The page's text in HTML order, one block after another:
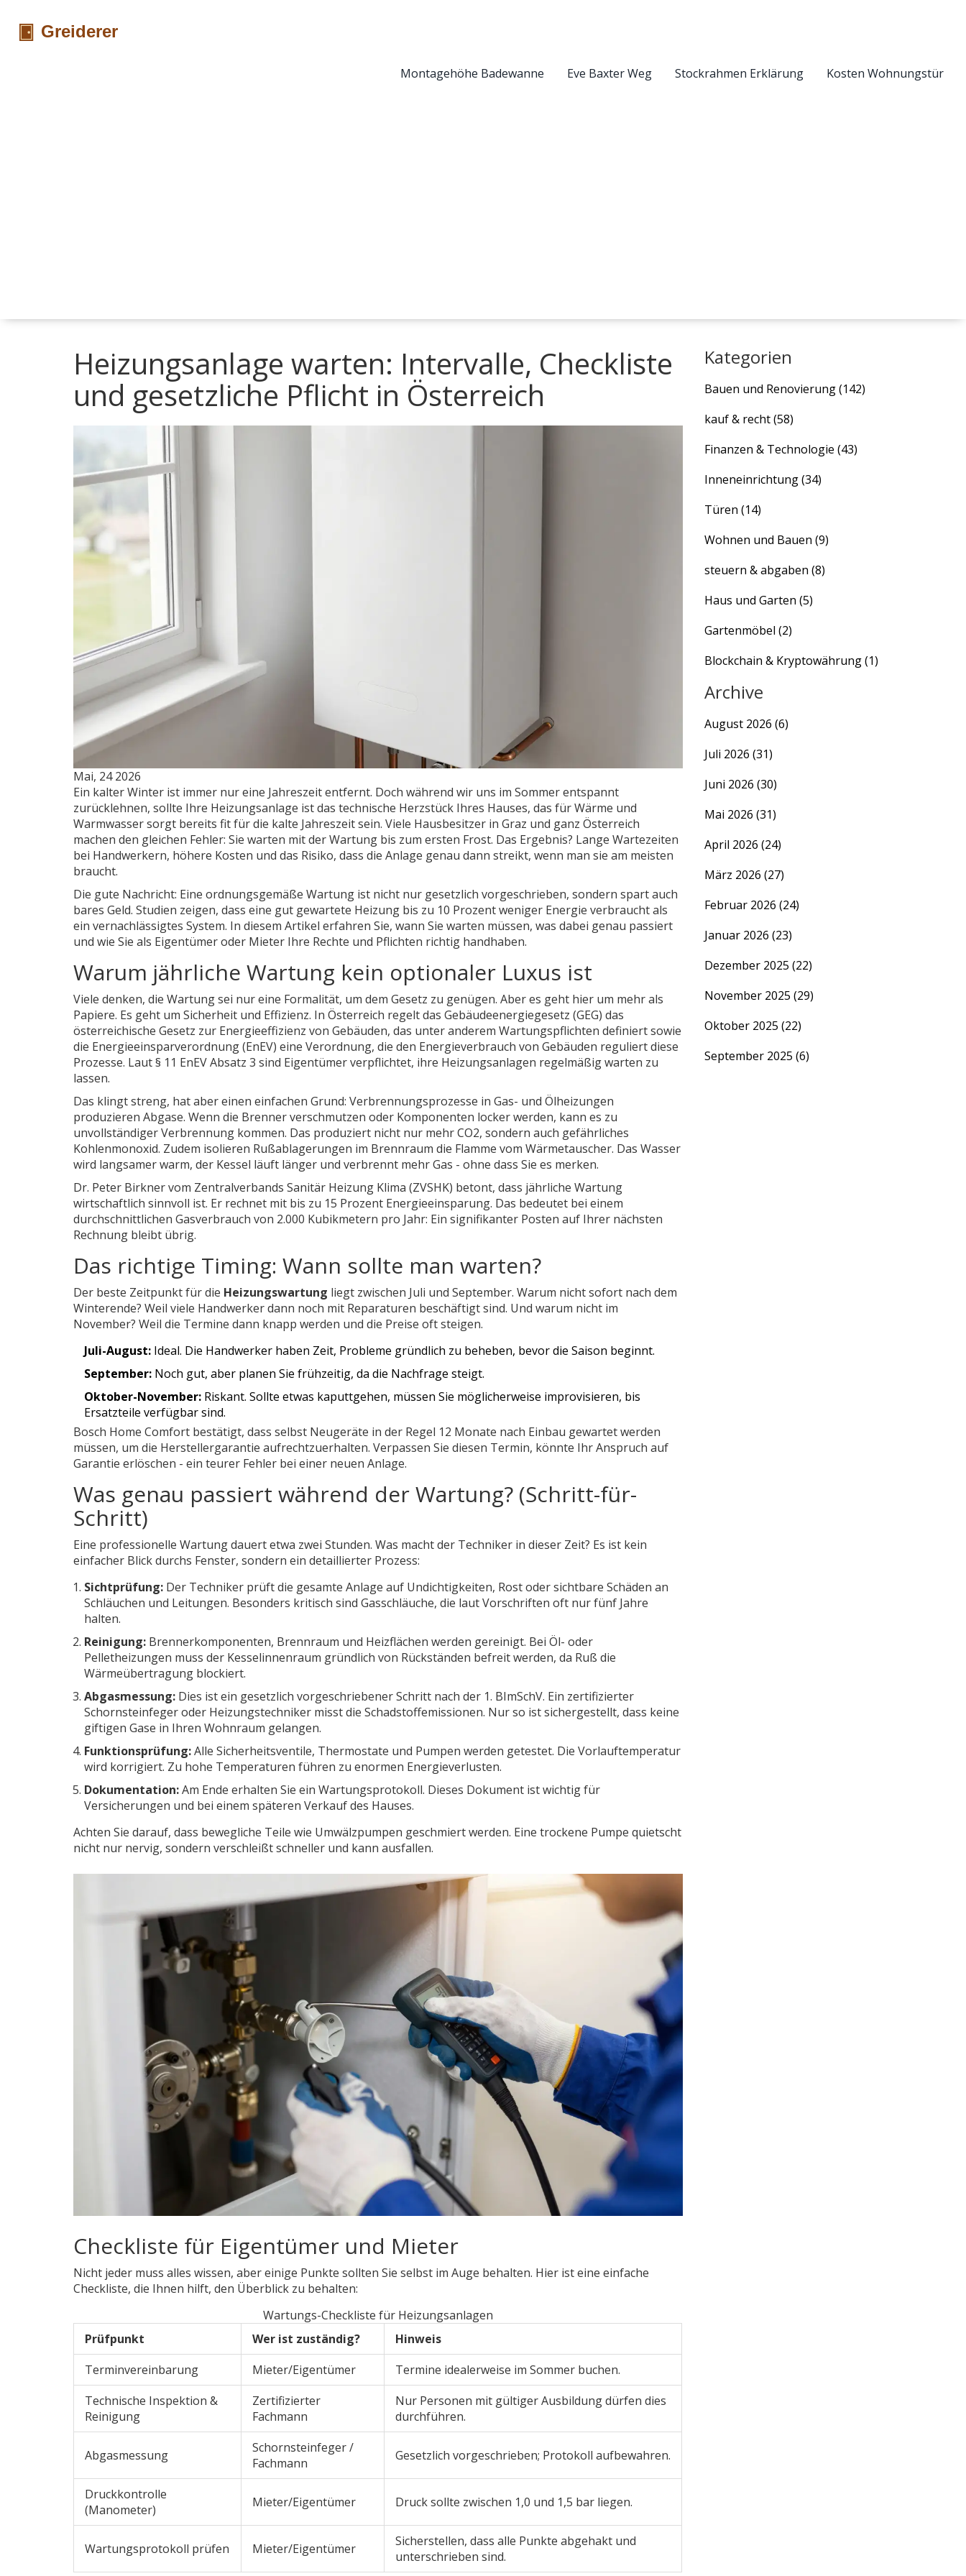
Montagehöhe Badewanne Eve Baxter Weg Stockrahmen Erklärung Kosten Wohnungstür
Heizungsanlage warten: Intervalle, Checkliste
und gesetzliche Pflicht in Österreich
Mai, 24 2026
Ein kalter Winter ist immer nur eine Jahreszeit entfernt. Doch während wir uns im Sommer entspannt
zurücklehnen, sollte Ihre Heizungsanlage ist das technische Herzstück Ihres Hauses, das für Wärme und
Warmwasser sorgt bereits fit für die kalte Jahreszeit sein. Viele Hausbesitzer in Graz und ganz Österreich
machen den gleichen Fehler: Sie warten mit der Wartung bis zum ersten Frost. Das Ergebnis? Lange Wartezeiten
bei Handwerkern, höhere Kosten und das Risiko, dass die Anlage genau dann streikt, wenn man sie am meisten
braucht.
Die gute Nachricht: Eine ordnungsgemäße Wartung ist nicht nur gesetzlich vorgeschrieben, sondern spart auch
bares Geld. Studien zeigen, dass eine gut gewartete Heizung bis zu 10 Prozent weniger Energie verbraucht als
ein vernachlässigtes System. In diesem Artikel erfahren Sie, wann Sie warten müssen, was dabei genau passiert
und wie Sie als Eigentümer oder Mieter Ihre Rechte und Pflichten richtig handhaben.
Warum jährliche Wartung kein optionaler Luxus ist
Viele denken, die Wartung sei nur eine Formalität, um dem Gesetz zu genügen. Aber es geht hier um mehr als
Papiere. Es geht um Sicherheit und Effizienz. In Österreich regelt das Gebäudeenergiegesetz (GEG) das
österreichische Gesetz zur Energieeffizienz von Gebäuden, das unter anderem Wartungspflichten definiertsowie
die Energieeinsparverordnung (EnEV) eine Verordnung, die den Energieverbrauch von Gebäuden reguliertdiese
Prozesse. Laut § 11 EnEV Absatz 3 sind Eigentümer verpflichtet, ihre Heizungsanlagen regelmäßig warten zu
lassen.
Das klingt streng, hat aber einen einfachen Grund: Verbrennungsprozesse in Gas- und Ölheizungen
produzieren Abgase. Wenn die Brenner verschmutzen oder Komponenten locker werden, kann es zu
unvollständiger Verbrennung kommen. Das produziert nicht nur mehr CO2, sondern auch gefährliches
Kohlenmonoxid. Zudem isolieren Rußablagerungen im Brennraum die Flamme vom Wärmetauscher. Das Wasser
wird langsamer warm, der Kessel läuft länger und verbrennt mehr Gas - ohne dass Sie es merken.
Dr. Peter Birkner vom Zentralverbands Sanitär Heizung Klima (ZVSHK) betont, dass jährliche Wartung
wirtschaftlich sinnvoll ist. Er rechnet mit bis zu 15 Prozent Energieeinsparung. Das bedeutet bei einem
durchschnittlichen Gasverbrauch von 2.000 Kubikmetern pro Jahr: Ein signifikanter Posten auf Ihrer nächsten
Rechnung bleibt übrig.
Das richtige Timing: Wann sollte man warten?
Der beste Zeitpunkt für die Heizungswartung liegt zwischen Juli und September. Warum nicht sofort nach dem
Winterende? Weil viele Handwerker dann noch mit Reparaturen beschäftigt sind. Und warum nicht im
November? Weil die Termine dann knapp werden und die Preise oft steigen.
Juli-August: Ideal. Die Handwerker haben Zeit, Probleme gründlich zu beheben, bevor die Saison beginnt.
September: Noch gut, aber planen Sie frühzeitig, da die Nachfrage steigt.
Oktober-November: Riskant. Sollte etwas kaputtgehen, müssen Sie möglicherweise improvisieren, bis
Ersatzteile verfügbar sind.
Bosch Home Comfort bestätigt, dass selbst Neugeräte in der Regel 12 Monate nach Einbau gewartet werden
müssen, um die Herstellergarantie aufrechtzuerhalten. Verpassen Sie diesen Termin, könnte Ihr Anspruch auf
Garantie erlöschen - ein teurer Fehler bei einer neuen Anlage.
Was genau passiert während der Wartung? (Schritt-für-
Schritt)
Eine professionelle Wartung dauert etwa zwei Stunden. Was macht der Techniker in dieser Zeit? Es ist kein
einfacher Blick durchs Fenster, sondern ein detaillierter Prozess:
Sichtprüfung: Der Techniker prüft die gesamte Anlage auf Undichtigkeiten, Rost oder sichtbare Schäden an
Schläuchen und Leitungen. Besonders kritisch sind Gasschläuche, die laut Vorschriften oft nur fünf Jahre
halten.
Reinigung: Brennerkomponenten, Brennraum und Heizflächen werden gereinigt. Bei Öl- oder
Pelletheizungen muss der Kesselinnenraum gründlich von Rückständen befreit werden, da Ruß die
Wärmeübertragung blockiert.
Abgasmessung: Dies ist ein gesetzlich vorgeschriebener Schritt nach der 1. BImSchV. Ein zertifizierter
Schornsteinfeger oder Heizungstechniker misst die Schadstoffemissionen. Nur so ist sichergestellt, dass keine
giftigen Gase in Ihren Wohnraum gelangen.
Funktionsprüfung:Alle Sicherheitsventile, Thermostate und Pumpen werden getestet. Die Vorlauftemperatur
wird korrigiert. Zu hohe Temperaturen führen zu enormen Energieverlusten.
Dokumentation:Am Ende erhalten Sie ein Wartungsprotokoll. Dieses Dokument ist wichtig für
Versicherungen und bei einem späteren Verkauf des Hauses.
Achten Sie darauf, dass bewegliche Teile wie Umwälzpumpen geschmiert werden. Eine trockene Pumpe quietscht
nicht nur nervig, sondern verschleißt schneller und kann ausfallen.
Checkliste für Eigentümer und Mieter
Nicht jeder muss alles wissen, aber einige Punkte sollten Sie selbst im Auge behalten. Hier ist eine einfache
Checkliste, die Ihnen hilft, den Überblick zu behalten:
Wartungs-Checkliste für Heizungsanlagen
Prüfpunkt
Wer ist zuständig?
Hinweis
Terminvereinbarung
Mieter/Eigentümer
Termine idealerweise im Sommer buchen.
Technische Inspektion &
Reinigung
Zertifizierter
Fachmann
Nur Personen mit gültiger Ausbildung dürfen dies
durchführen.
Abgasmessung
Schornsteinfeger /
Fachmann
Gesetzlich vorgeschrieben; Protokoll aufbewahren.
Druckkontrolle
(Manometer)
Mieter/Eigentümer Druck sollte zwischen 1,0 und 1,5 bar liegen.
Wartungsprotokoll prüfen Mieter/Eigentümer
Sicherstellen, dass alle Punkte abgehakt und
unterschrieben sind.
Kategorien
Bauen und Renovierung(142)
kauf & recht(58)
Finanzen & Technologie (43)
Inneneinrichtung(34)
Türen (14)
Wohnen und Bauen (9)
steuern & abgaben (8)
Haus und Garten (5)
Gartenmöbel (2)
Blockchain & Kryptowährung(1)
Archive
August 2026 (6)
Juli 2026 (31)
Juni 2026 (30)
Mai 2026 (31)
April 2026 (24)
März 2026 (27)
Februar 2026 (24)
Januar 2026 (23)
Dezember 2025 (22)
November 2025 (29)
Oktober 2025 (22)
September 2025 (6)